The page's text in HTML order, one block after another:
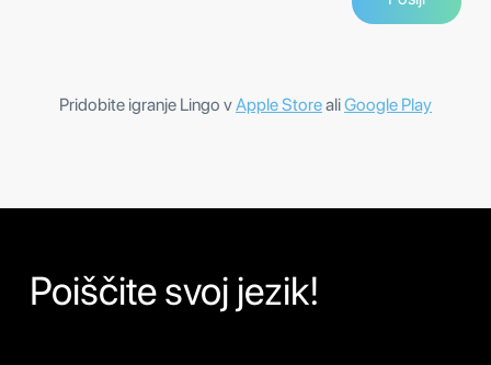
Pridobite igranje Lingo vApple StorealiGoogle Play
Poiščite svoj jezik!